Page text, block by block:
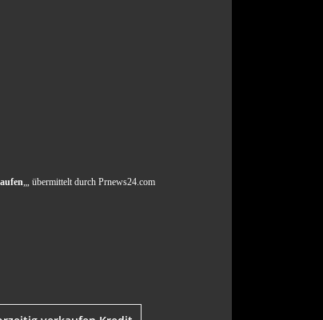
„, übermittelt durch Prnews24.com